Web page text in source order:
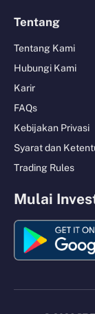
Tentang
Tentang Kami
Hubungi Kami
Karir
FAQs
Kebijakan Privasi
Syarat dan
Trading Rules
Mulai